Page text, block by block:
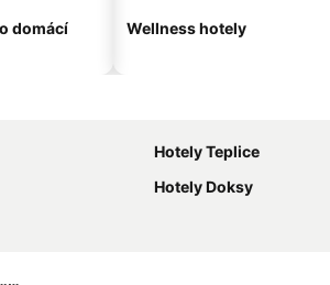
domácí
Wellness hotely
Hotely Teplice
Hotely Doksy